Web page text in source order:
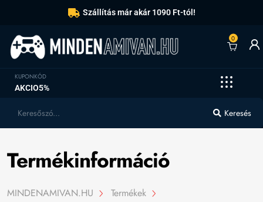
Szállítás már akár 1090 Ft-tól!
0
KUPONKÓD
AKCIO5%
Keresés
Termékinformáció
MINDENAMIVAN.HU
Termékek